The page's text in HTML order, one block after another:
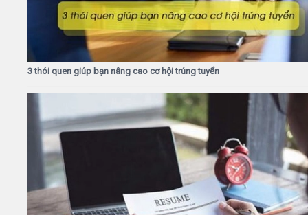
3 thói quen giúp bạn nâng cao cơ hội trúng tuyển